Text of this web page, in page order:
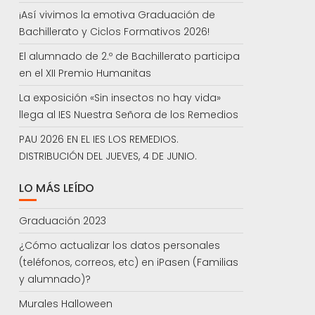
¡Así vivimos la emotiva Graduación de
Bachillerato y Ciclos Formativos 2026!
El alumnado de 2.º de Bachillerato participa
en el XII Premio Humanitas
La exposición «Sin insectos no hay vida»
llega al IES Nuestra Señora de los Remedios
PAU 2026 EN EL IES LOS REMEDIOS.
DISTRIBUCIÓN DEL JUEVES, 4 DE JUNIO.
LO MÁS LEÍDO
Graduación 2023
¿Cómo actualizar los datos personales
(teléfonos, correos, etc) en iPasen (Familias
y alumnado)?
Murales Halloween